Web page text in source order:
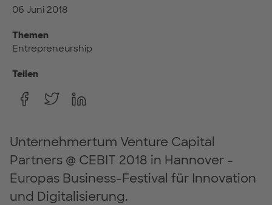
06 Juni 2018
Themen
Entrepreneurship
Teilen
Unternehmertum Venture Capital
Partners @ CEBIT 2018 in Hannover -
Europas Business-Festival für Innovation
und Digitalisierung.